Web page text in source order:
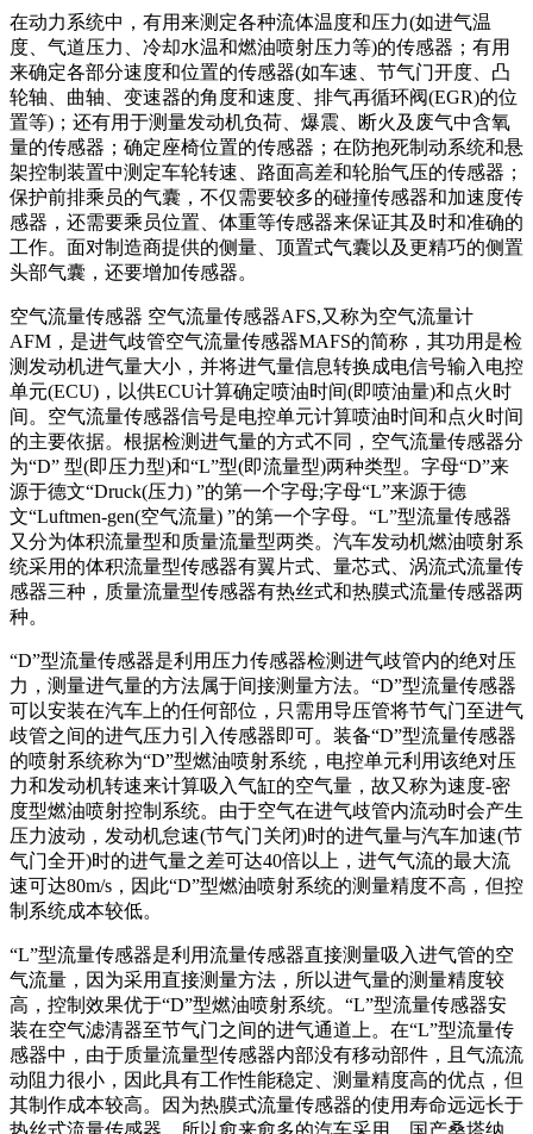
在动力系统中，有用来测定各种流体温度和压力(如进气温
度、气道压力、冷却水温和燃油喷射压力等)的传感器；有用
来确定各部分速度和位置的传感器(如车速、节气门开度、凸
轮轴、曲轴、变速器的角度和速度、排气再循环阀(EGR)的位
置等)；还有用于测量发动机负荷、爆震、断火及废气中含氧
量的传感器；确定座椅位置的传感器；在防抱死制动系统和悬
架控制装置中测定车轮转速、路面高差和轮胎气压的传感器；
保护前排乘员的气囊，不仅需要较多的碰撞传感器和加速度传
感器，还需要乘员位置、体重等传感器来保证其及时和准确的
工作。面对制造商提供的侧量、顶置式气囊以及更精巧的侧置
头部气囊，还要增加传感器。
空气流量传感器 空气流量传感器AFS,又称为空气流量计
AFM，是进气歧管空气流量传感器MAFS的简称，其功用是检
测发动机进气量大小，并将进气量信息转换成电信号输入电控
单元(ECU)，以供ECU计算确定喷油时间(即喷油量)和点火时
间。空气流量传感器信号是电控单元计算喷油时间和点火时间
的主要依据。根据检测进气量的方式不同，空气流量传感器分
为“D” 型(即压力型)和“L”型(即流量型)两种类型。字母“D”来
源于德文“Druck(压力) ”的第一个字母;字母“L”来源于德
文“Luftmen-gen(空气流量) ”的第一个字母。“L”型流量传感器
又分为体积流量型和质量流量型两类。汽车发动机燃油喷射系
统采用的体积流量型传感器有翼片式、量芯式、涡流式流量传
感器三种，质量流量型传感器有热丝式和热膜式流量传感器两
种。
“D”型流量传感器是利用压力传感器检测进气歧管内的绝对压
力，测量进气量的方法属于间接测量方法。“D”型流量传感器
可以安装在汽车上的任何部位，只需用导压管将节气门至进气
歧管之间的进气压力引入传感器即可。装备“D”型流量传感器
的喷射系统称为“D”型燃油喷射系统，电控单元利用该绝对压
力和发动机转速来计算吸入气缸的空气量，故又称为速度-密
度型燃油喷射控制系统。由于空气在进气歧管内流动时会产生
压力波动，发动机怠速(节气门关闭)时的进气量与汽车加速(节
气门全开)时的进气量之差可达40倍以上，进气气流的最大流
速可达80m/s，因此“D”型燃油喷射系统的测量精度不高，但控
制系统成本较低。
“L”型流量传感器是利用流量传感器直接测量吸入进气管的空
气流量，因为采用直接测量方法，所以进气量的测量精度较
高，控制效果优于“D”型燃油喷射系统。“L”型流量传感器安
装在空气滤清器至节气门之间的进气通道上。在“L”型流量传
感器中，由于质量流量型传感器内部没有移动部件，且气流流
动阻力很小，因此具有工作性能稳定、测量精度高的优点，但
其制作成本较高。因为热膜式流量传感器的使用寿命远远长于